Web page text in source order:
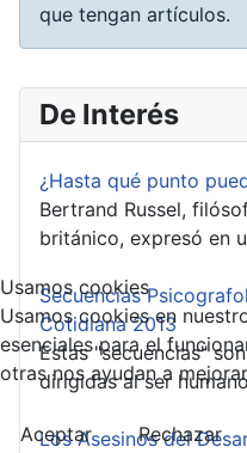
que tengan artículos.
De Interés
¿Hasta qué punto
Bertrand Russel,
británico, expresó en
Secuencias
Cotidiana 2013
Estas "secuencias"
dirigidas al ser
Los Asesinos del
Usamos cookies
Usamos cookies en
esenciales para el
otras nos ayudan a
Aceptar Rechazar